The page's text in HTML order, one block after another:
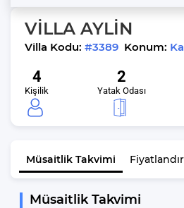
VİLLA AYLİN
Villa Kodu: #3389 Konum:
4
Kişilik
2
Yatak Odası
Müsaitlik Takvimi
Müsaitlik Takvimi